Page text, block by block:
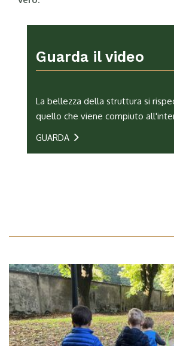
Guarda il video
La bellezza della struttura si
quello che viene compiuto
GUARDA